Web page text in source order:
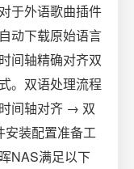
于外语歌曲插件
动下载原始语言
间轴精确对齐双
。双语处理流程
间轴对齐 → 双
装配置准备工
NAS满足以下